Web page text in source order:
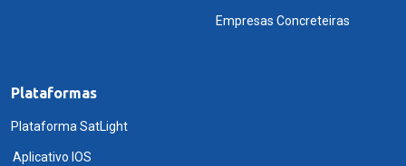
Empresas Concreteiras
Plataformas
Plataforma SatLight
Aplicativo IOS